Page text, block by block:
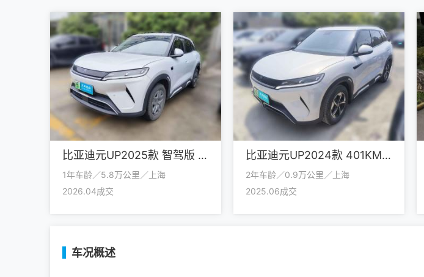
比亚迪元UP2025款 智驾版 401KM 活力版
1年车龄／5.8万公里／上海
2026.04成交
比亚迪元UP2024款 401KM 超越型
2年车龄／0.9万公里／上海
2025.06成交
车况概述